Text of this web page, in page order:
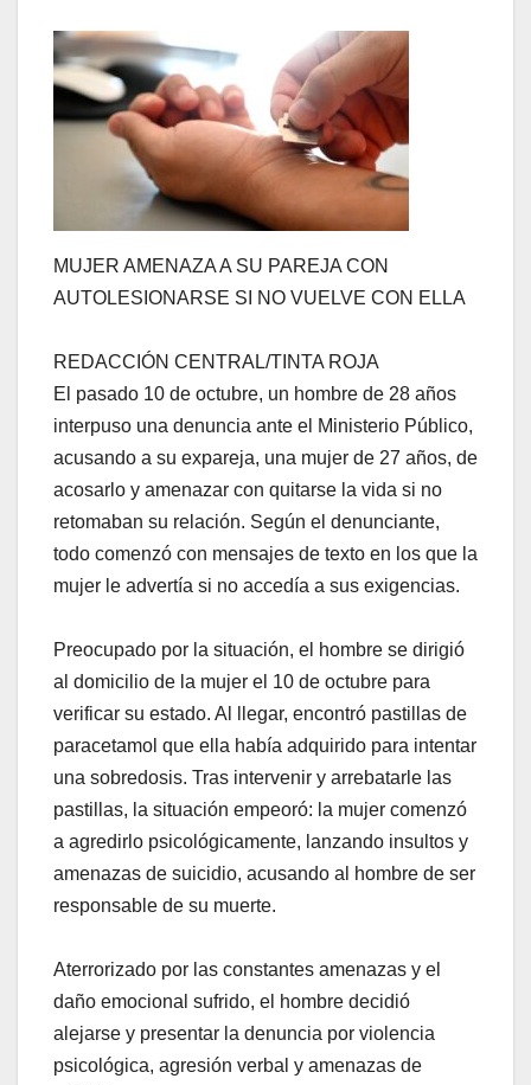
MUJER AMENAZA A SU PAREJA CON
AUTOLESIONARSE SI NO VUELVE CON ELLA
REDACCIÓN CENTRAL/TINTA ROJA
El pasado 10 de octubre, un hombre de 28 años
interpuso una denuncia ante el Ministerio Público,
acusando a su expareja, una mujer de 27 años, de
acosarlo y amenazar con quitarse la vida si no
retomaban su relación. Según el denunciante,
todo comenzó con mensajes de texto en los que la
mujer le advertía si no accedía a sus exigencias.
Preocupado por la situación, el hombre se dirigió
al domicilio de la mujer el 10 de octubre para
verificar su estado. Al llegar, encontró pastillas de
paracetamol que ella había adquirido para intentar
una sobredosis. Tras intervenir y arrebatarle las
pastillas, la situación empeoró: la mujer comenzó
a agredirlo psicológicamente, lanzando insultos y
amenazas de suicidio, acusando al hombre de ser
responsable de su muerte.
Aterrorizado por las constantes amenazas y el
daño emocional sufrido, el hombre decidió
alejarse y presentar la denuncia por violencia
psicológica, agresión verbal y amenazas de